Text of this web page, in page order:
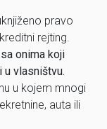
pravo
rejting.
onima koji
u vlasništvu.
u kojem mnogi
auta ili